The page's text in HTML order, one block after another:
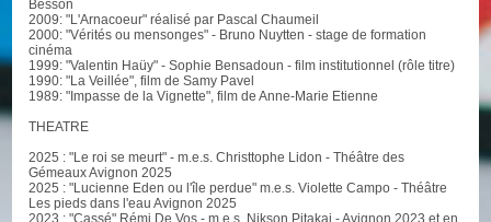
Besson
2009: "L'Arnacoeur" réalisé par Pascal Chaumeil
2000: "Vérités ou mensonges" - Bruno Nuytten - stage de formation
cinéma
1999: "Valentin Haüy" - Sophie Bensadoun - film institutionnel (rôle titre)
1990: "La Veillée", film de Samy Pavel
1989: "Impasse de la Vignette", film de Anne-Marie Etienne
THEATRE
2025 : "Le roi se meurt" - m.e.s. Christtophe Lidon - Théâtre des
Gémeaux Avignon 2025
2025 : "Lucienne Eden ou l'île perdue" m.e.s. Violette Campo - Théâtre
Les pieds dans l'eau Avignon 2025
2023 : "Cassé" Rémi De Vos - m.e.s. Nikson Pitakaj - Avignon 2023 et en